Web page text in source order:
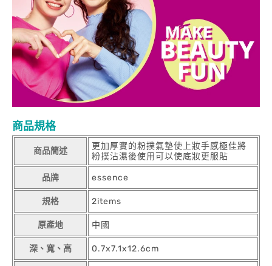
商品規格
商品簡述
更加厚實的粉撲氣墊使上妝手感極佳將
粉撲沾濕後使用可以使底妝更服貼
品牌 essence
規格 2items
原產地 中國
深、寬、高 0.7x7.1x12.6cm